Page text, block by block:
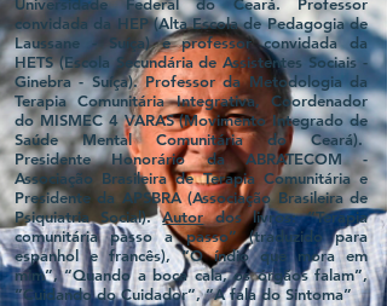
convidada da HEP (Alta Escola de Pedagogia de
Laussane - Suíça) e professor convidada da
HETS (Escola Secundária de Assistentes Sociais -
Ginebra - Suíça). Professor da Metodologia da
Terapia Comunitária Integrativa, Coordenador
do MISMEC 4 VARAS (Movimento Integrado de
Saúde Mental Comunitária do Ceará).
Presidente Honorário da ABRATECOM -
Associação Brasileirade Terapia Comunitária e
Presidente da APSBRA (Associação Brasileira de
Psiquiatria Social).Autordos livros: “Terapia
comunitária passo a passo” (traduzido para
espanhol e francês), “O índio que mora em
mim”, “Quando a boca cala, os órgãos falam”,
“Cuidando do Cuidador”, ”A fala do Sintoma”